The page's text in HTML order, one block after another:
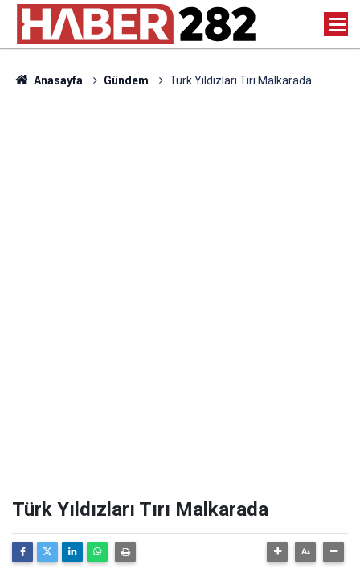
Anasayfa Gündem Türk Yıldızları Tırı Malkarada
Türk Yıldızları Tırı Malkarada